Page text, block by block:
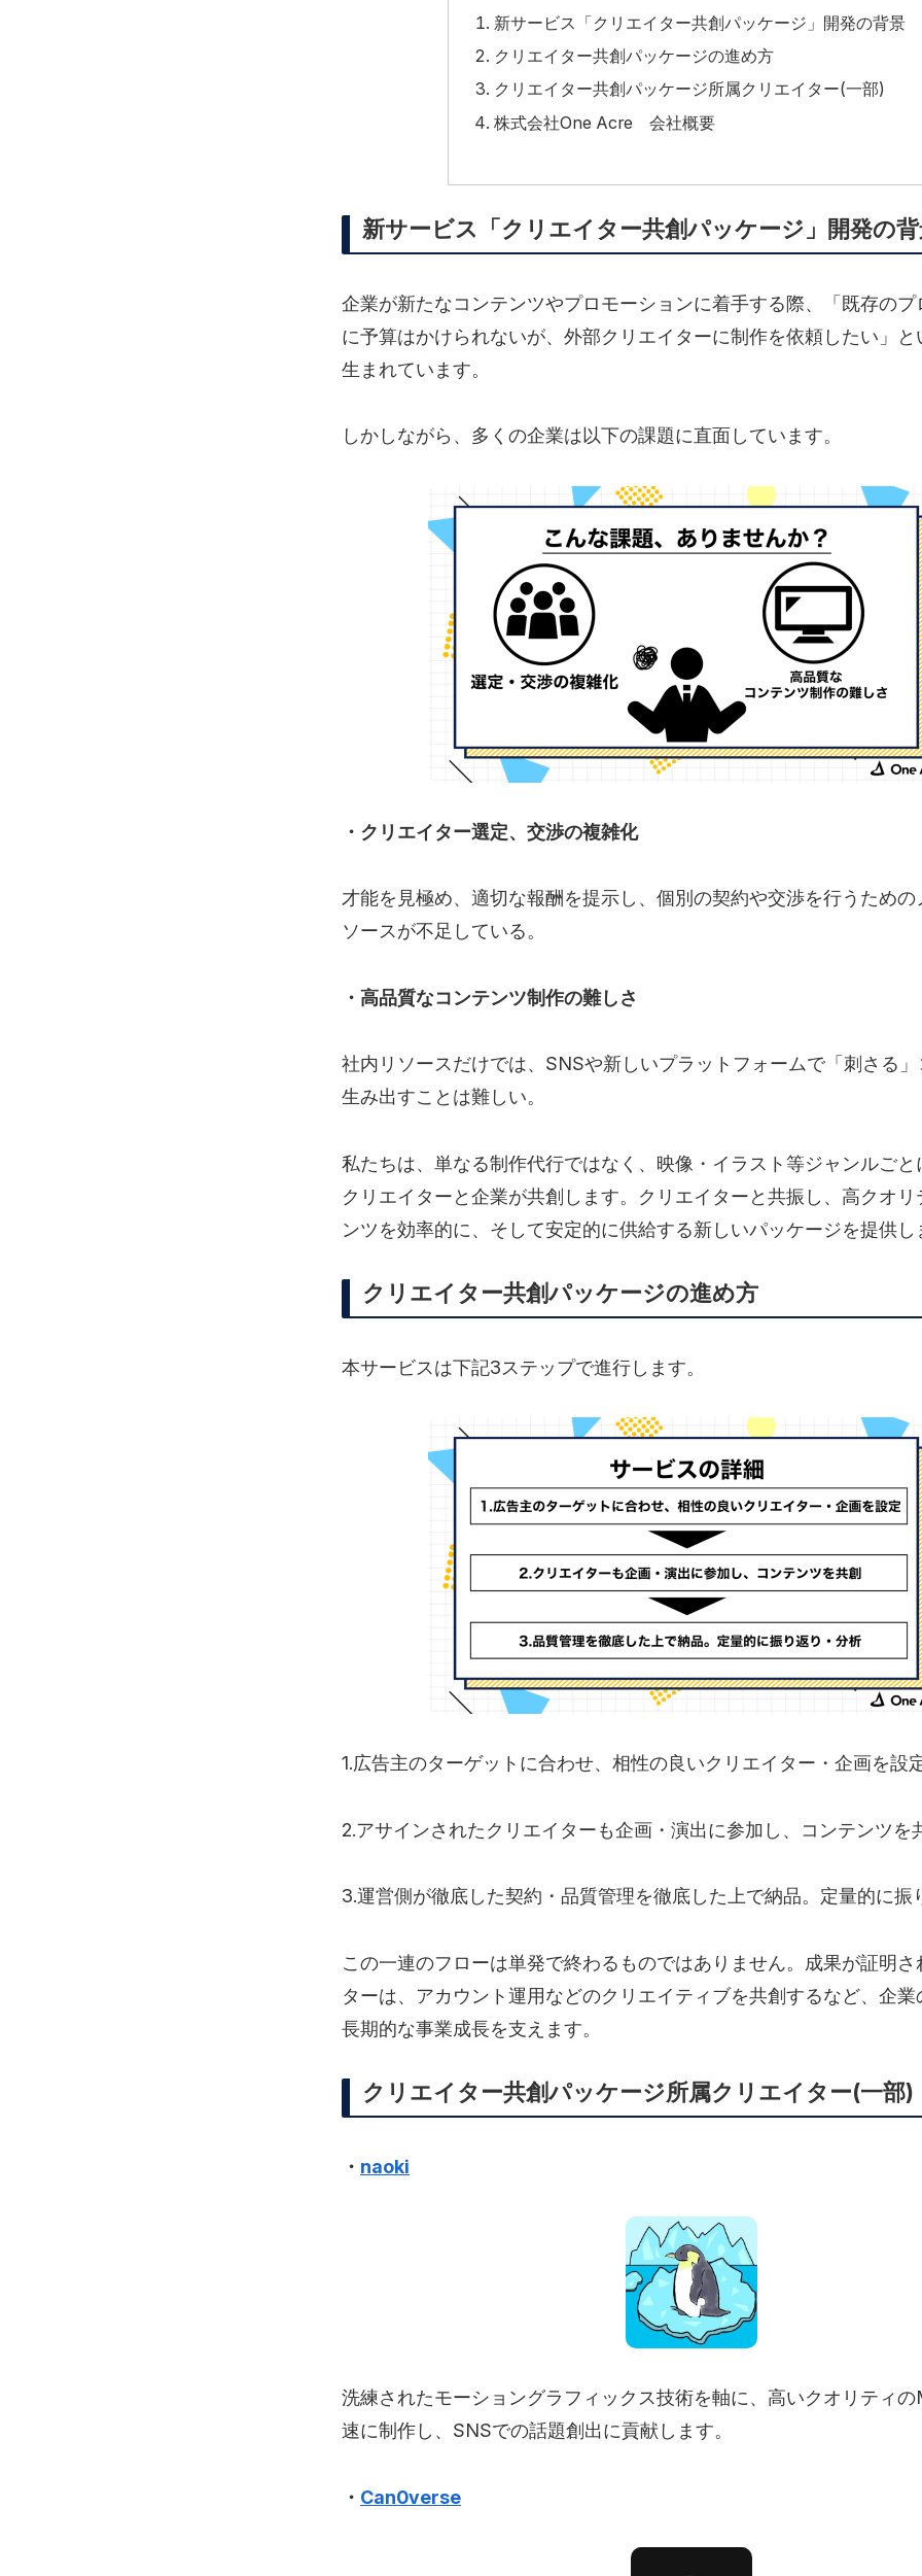
新サービス「クリエイター共創パッケージ」開発の背景
クリエイター共創パッケージの進め方
クリエイター共創パッケージ所属クリエイター(一部)
株式会社One Acre 会社概要
新サービス「クリエイター共創パッケージ」開発の
企業が新たなコンテンツやプロモーションに着手する際、「既存のプ
に予算はかけられないが、外部クリエイターに制作を依頼したい」
生まれています。
しかしながら、多くの企業は以下の課題に直面しています。
・クリエイター選定、交渉の複雑化
才能を見極め、適切な報酬を提示し、個別の契約や交渉を行うための
ソースが不足している。
・高品質なコンテンツ制作の難しさ
社内リソースだけでは、SNSや新しいプラットフォームで「刺さる
生み出すことは難しい。
私たちは、単なる制作代行ではなく、映像・イラスト等ジャンルごと
クリエイターと企業が共創します。クリエイターと共振し、高クオ
ンツを効率的に、そして安定的に供給する新しいパッケージを提供し
クリエイター共創パッケージの進め方
本サービスは下記3ステップで進行します。
1.広告主のターゲットに合わせ、相性の良いクリエイター・企画を設
2.アサインされたクリエイターも企画・演出に参加し、コンテンツを
3.運営側が徹底した契約・品質管理を徹底した上で納品。定量的に振
この一連のフローは単発で終わるものではありません。成果が証明
ターは、アカウント運用などのクリエイティブを共創するなど、企
長期的な事業成長を支えます。
クリエイター共創パッケージ所属クリエイター(一部)
・ naoki
洗練されたモーショングラフィックス技術を軸に、高いクオリティ
速に制作し、SNSでの話題創出に貢献します。
・ Can0verse